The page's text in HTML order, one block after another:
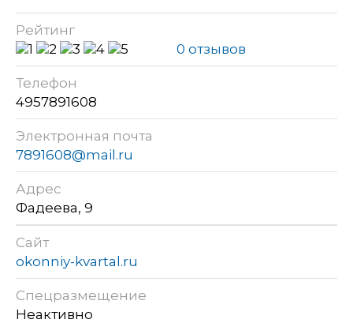
Рейтинг
0 отзывов
Телефон
4957891608
Электронная почта
7891608@mail.ru
Адрес
Фадеева, 9
Сайт
okonniy-kvartal.ru
Спецразмещение
Неактивно